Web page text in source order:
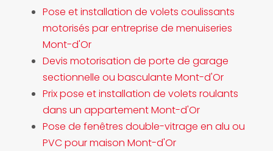
Pose et installation de volets coulissants
motorisés par entreprise de menuiseries
Mont-d'Or
Devis motorisation de porte de garage
sectionnelle ou basculante Mont-d'Or
Prix pose et installation de volets roulants
dans un appartement Mont-d'Or
Pose de fenêtres double-vitrage en alu ou
PVC pour maison Mont-d'Or